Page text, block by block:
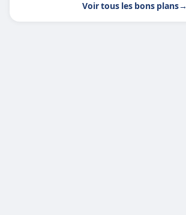
Voir tous les bons plans→